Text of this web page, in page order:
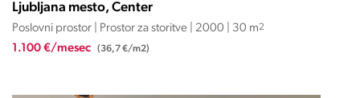
Ljubljana mesto, Center
Poslovni prostor | Prostor za storitve | 2000 | 30 m2
1.100 €/mesec (36,7 €/m2)